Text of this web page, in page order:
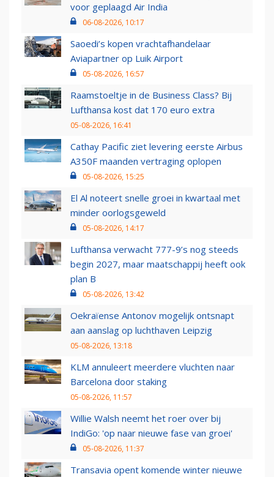
voor geplaagd Air India
06-08-2026, 10:17
Saoedi’s kopen vrachtafhandelaar
Aviapartner op Luik Airport
05-08-2026, 16:57
Raamstoeltje in de Business Class? Bij
Lufthansa kost dat 170 euro extra
05-08-2026, 16:41
Cathay Pacific ziet levering eerste Airbus
A350F maanden vertraging oplopen
05-08-2026, 15:25
El Al noteert snelle groei in kwartaal met
minder oorlogsgeweld
05-08-2026, 14:17
Lufthansa verwacht 777-9’s nog steeds
begin 2027, maar maatschappij heeft ook
plan B
05-08-2026, 13:42
Oekraïense Antonov mogelijk ontsnapt
aan aanslag op luchthaven Leipzig
05-08-2026, 13:18
KLM annuleert meerdere vluchten naar
Barcelona door staking
05-08-2026, 11:57
Willie Walsh neemt het roer over bij
IndiGo: 'op naar nieuwe fase van groei'
05-08-2026, 11:37
Transavia opent komende winter nieuwe